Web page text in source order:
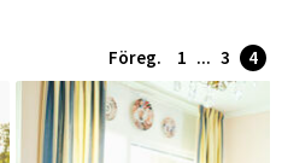
Föreg. 1 ... 3 4